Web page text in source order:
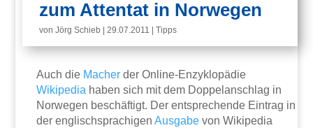
zum Attentat in Norwegen
vonJörg Schieb |29.07.2011 |Tipps
Auch die Macher der Online-Enzyklopädie
Wikipedia haben sich mit dem Doppelanschlag in
Norwegen beschäftigt. Der entsprechende Eintrag in
der englischsprachigenAusgabe von Wikipedia